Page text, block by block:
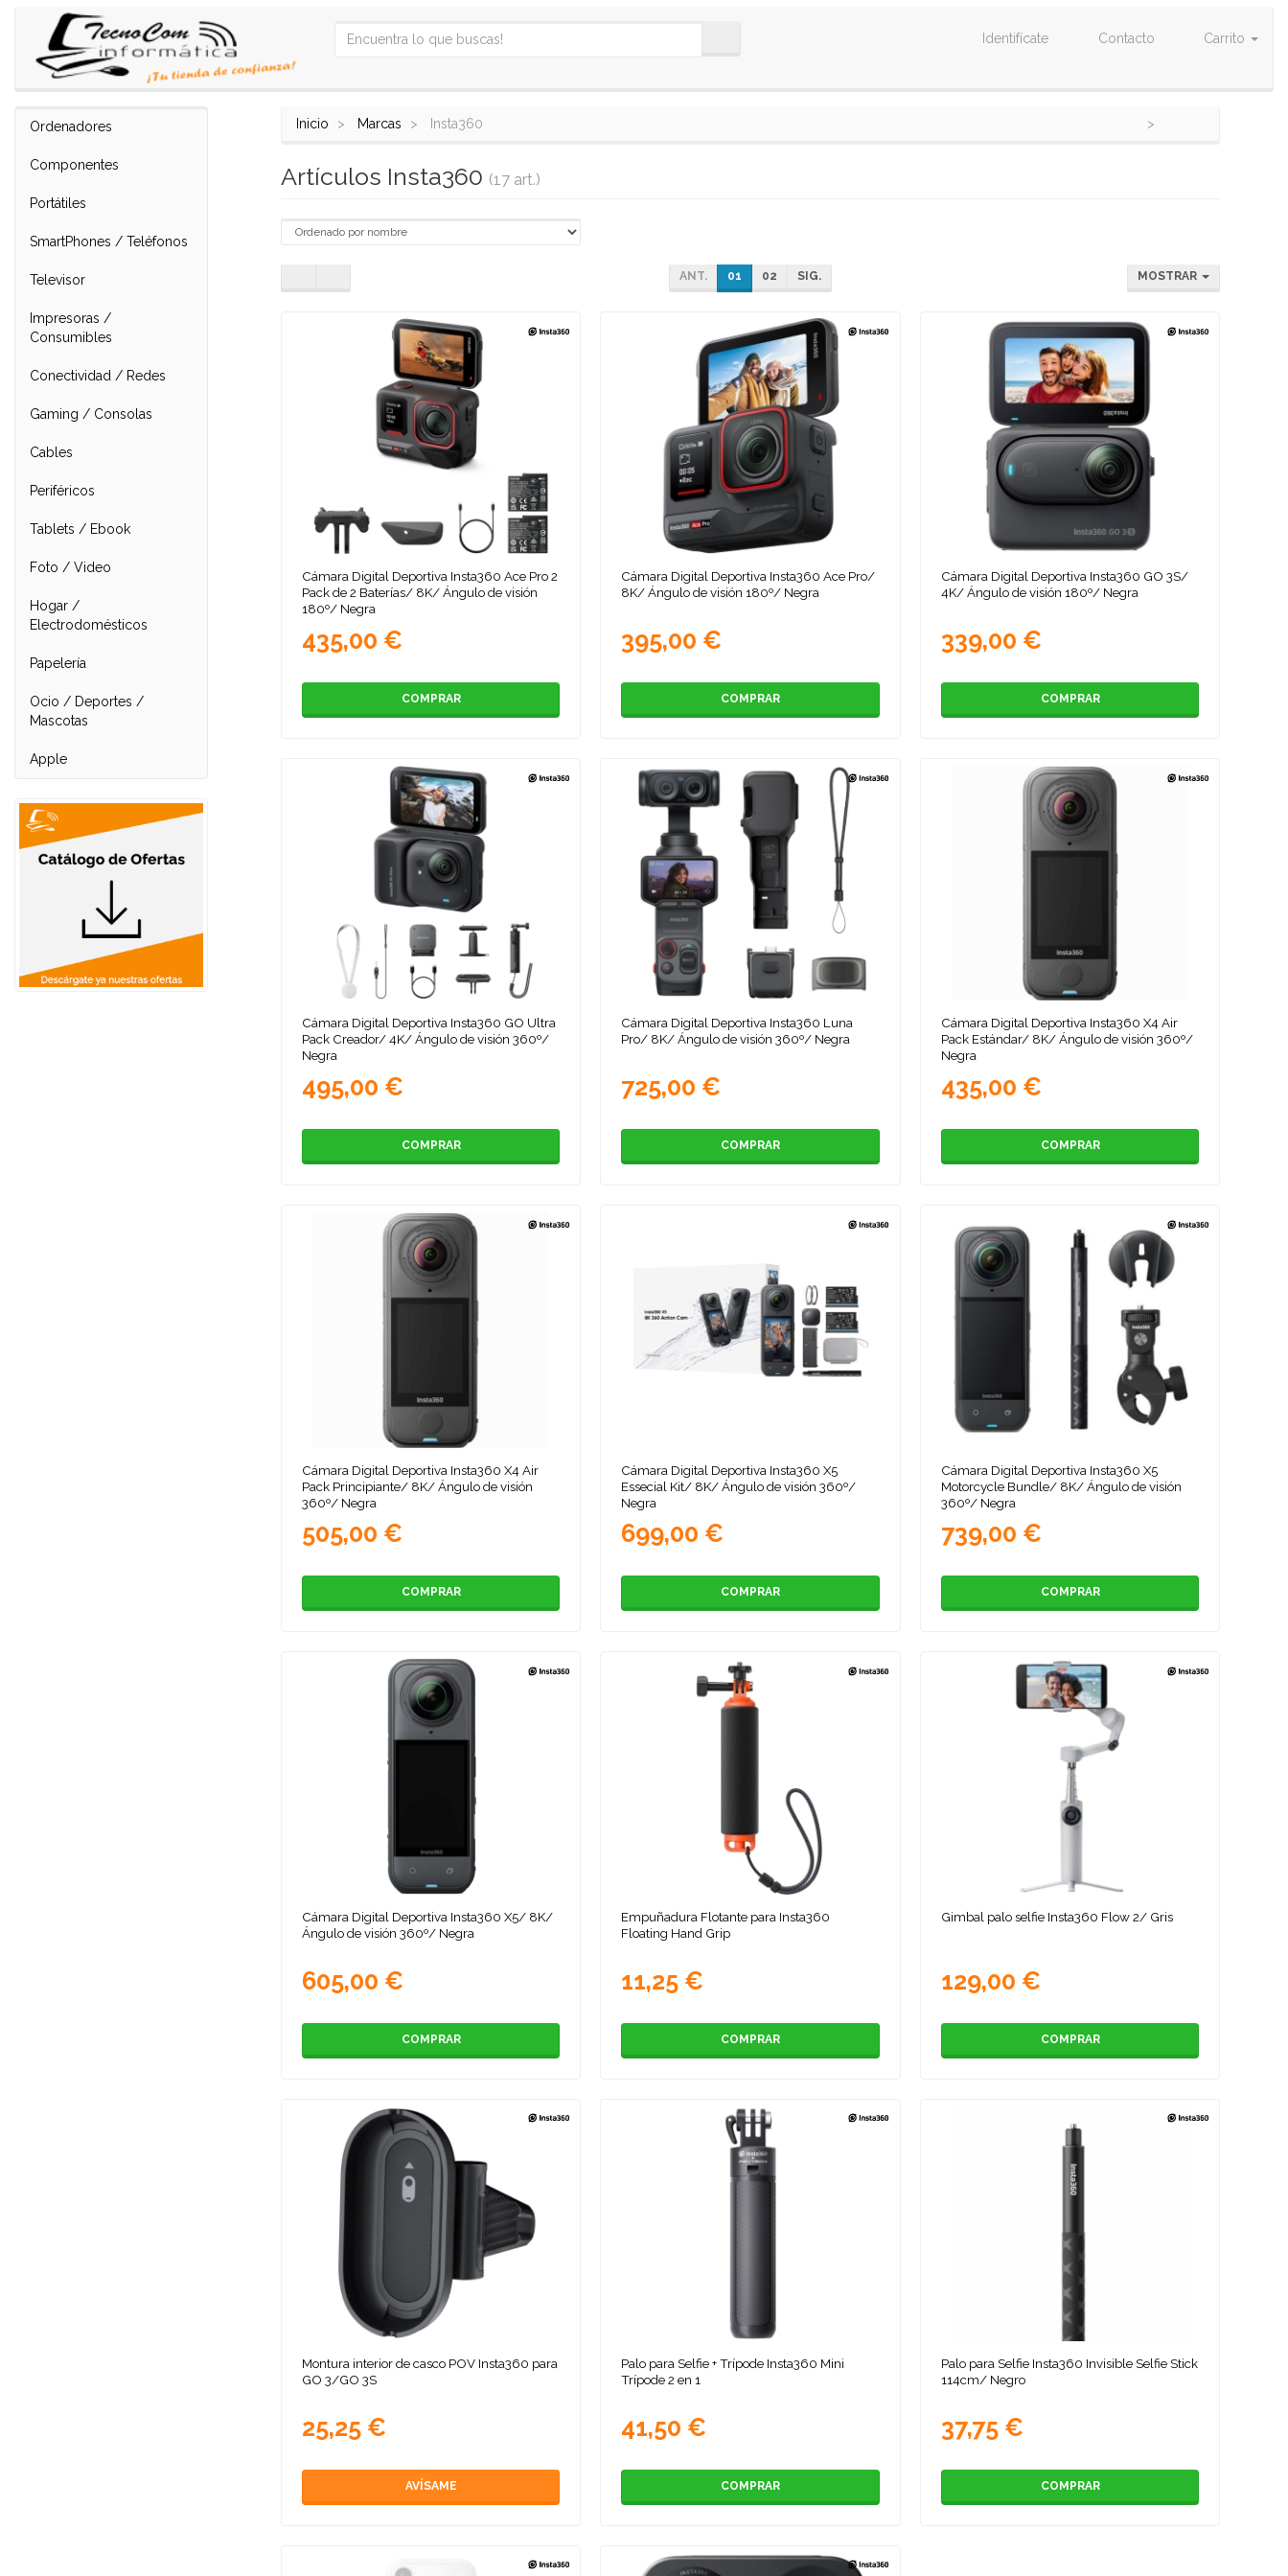
Identifícate Contacto Carrito
Ordenadores
Componentes
Portátiles
SmartPhones / Teléfonos
Televisor
Impresoras /
Consumibles
Conectividad / Redes
Gaming / Consolas
Cables
Periféricos
Tablets / Ebook
Foto / Video
Hogar /
Electrodomésticos
Papelería
Ocio / Deportes /
Mascotas
Apple
Inicio Marcas Insta360
Artículos Insta360 (17 art.)
ANT. 01 02 SIG. MOSTRAR
Cámara Digital Deportiva Insta360 Ace Pro 2
Pack de 2 Baterías/ 8K/ Ángulo de visión
180º/ Negra
435,00 €
COMPRAR
Cámara Digital Deportiva Insta360 Ace Pro/
8K/ Ángulo de visión 180º/ Negra
395,00 €
COMPRAR
Cámara Digital Deportiva Insta360 GO 3S/
4K/ Ángulo de visión 180º/ Negra
339,00 €
COMPRAR
Cámara Digital Deportiva Insta360 GO Ultra
Pack Creador/ 4K/ Ángulo de visión 360º/
Negra
495,00 €
COMPRAR
Cámara Digital Deportiva Insta360 Luna
Pro/ 8K/ Ángulo de visión 360º/ Negra
725,00 €
COMPRAR
Cámara Digital Deportiva Insta360 X4 Air
Pack Estándar/ 8K/ Ángulo de visión 360º/
Negra
435,00 €
COMPRAR
Cámara Digital Deportiva Insta360 X4 Air
Pack Principiante/ 8K/ Ángulo de visión
360º/ Negra
505,00 €
COMPRAR
Cámara Digital Deportiva Insta360 X5
Essecial Kit/ 8K/ Ángulo de visión 360º/
Negra
699,00 €
COMPRAR
Cámara Digital Deportiva Insta360 X5
Motorcycle Bundle/ 8K/ Ángulo de visión
360º/ Negra
739,00 €
COMPRAR
Cámara Digital Deportiva Insta360 X5/ 8K/
Ángulo de visión 360º/ Negra
605,00 €
COMPRAR
Empuñadura Flotante para Insta360
Floating Hand Grip
11,25 €
COMPRAR
Gimbal palo selfie Insta360 Flow 2/ Gris
129,00 €
COMPRAR
Montura interior de casco POV Insta360 para
GO 3/GO 3S
25,25 €
AVÍSAME
Palo para Selfie + Trípode Insta360 Mini
Trípode 2 en 1
41,50 €
COMPRAR
Palo para Selfie Insta360 Invisible Selfie Stick
114cm/ Negro
37,75 €
COMPRAR